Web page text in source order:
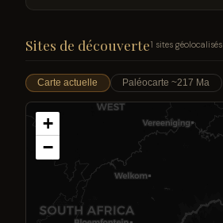
Sites de découverte1 sites géolocalisés
Carte actuelle Paléocarte ~217 Ma
+
−